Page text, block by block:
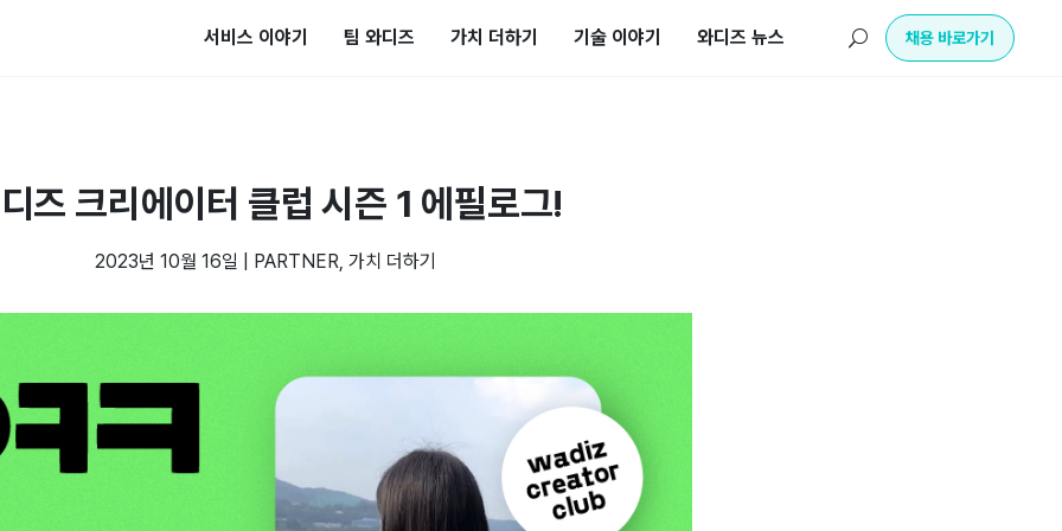
서비스 이야기 팀 와디즈 가치 더하기 기술 이야기 와디즈 뉴스 U 채용 바로가기
즈 크리에이터 클럽 시즌 1 에필로그!
2023년 10월 16일 PARTNER, 가치 더하기